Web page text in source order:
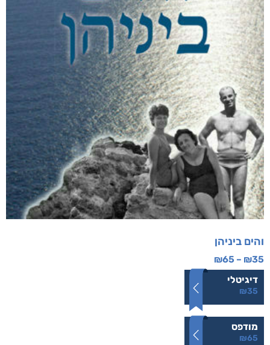
והים ביניהן
₪35
–
₪65
דיגיטלי
₪35
מודפס
₪65